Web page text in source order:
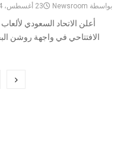
بواسطة Newsroom 23 أغسطس، 2024
أعلن الاتحاد السعودي